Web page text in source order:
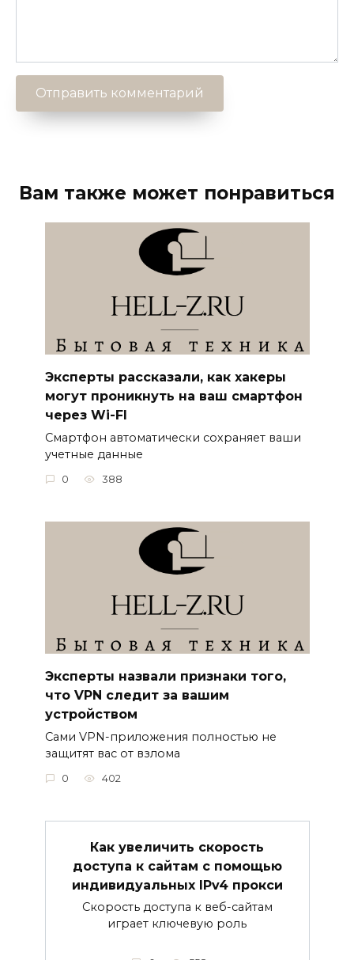
Вам также может понравиться
Эксперты рассказали, как хакеры
могут проникнуть на ваш смартфон
через Wi-FI
Смартфон автоматически сохраняет ваши
учетные данные
0 388
Эксперты назвали признаки того,
что VPN следит за вашим
устройством
Сами VPN-приложения полностью не
защитят вас от взлома
0 402
Как увеличить скорость
доступа к сайтам с помощью
индивидуальных IPv4 прокси
Скорость доступа к веб-сайтам
играет ключевую роль